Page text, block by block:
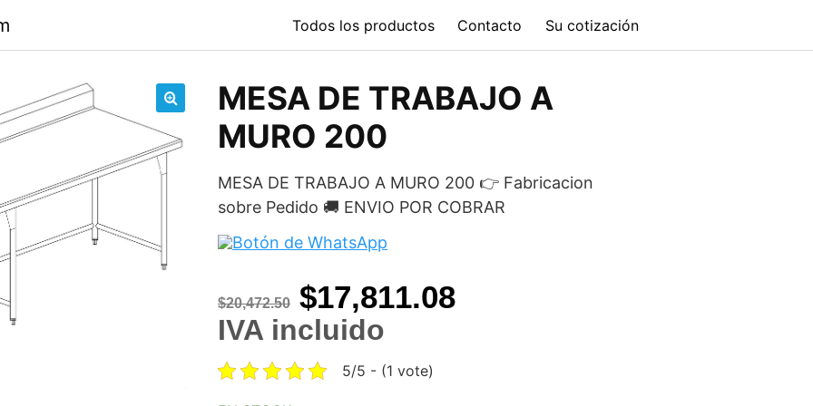
Todos los productos Contacto Su cotización
MESA DE TRABAJO A
MURO 200
MESA DE TRABAJO A MURO 200 👉 Fabricacion
sobre Pedido 🚚 ENVIO POR COBRAR
$20,472.50 Original
price
was:
$17,811.08Current
IVA incluido
5/5 - (1 vote)